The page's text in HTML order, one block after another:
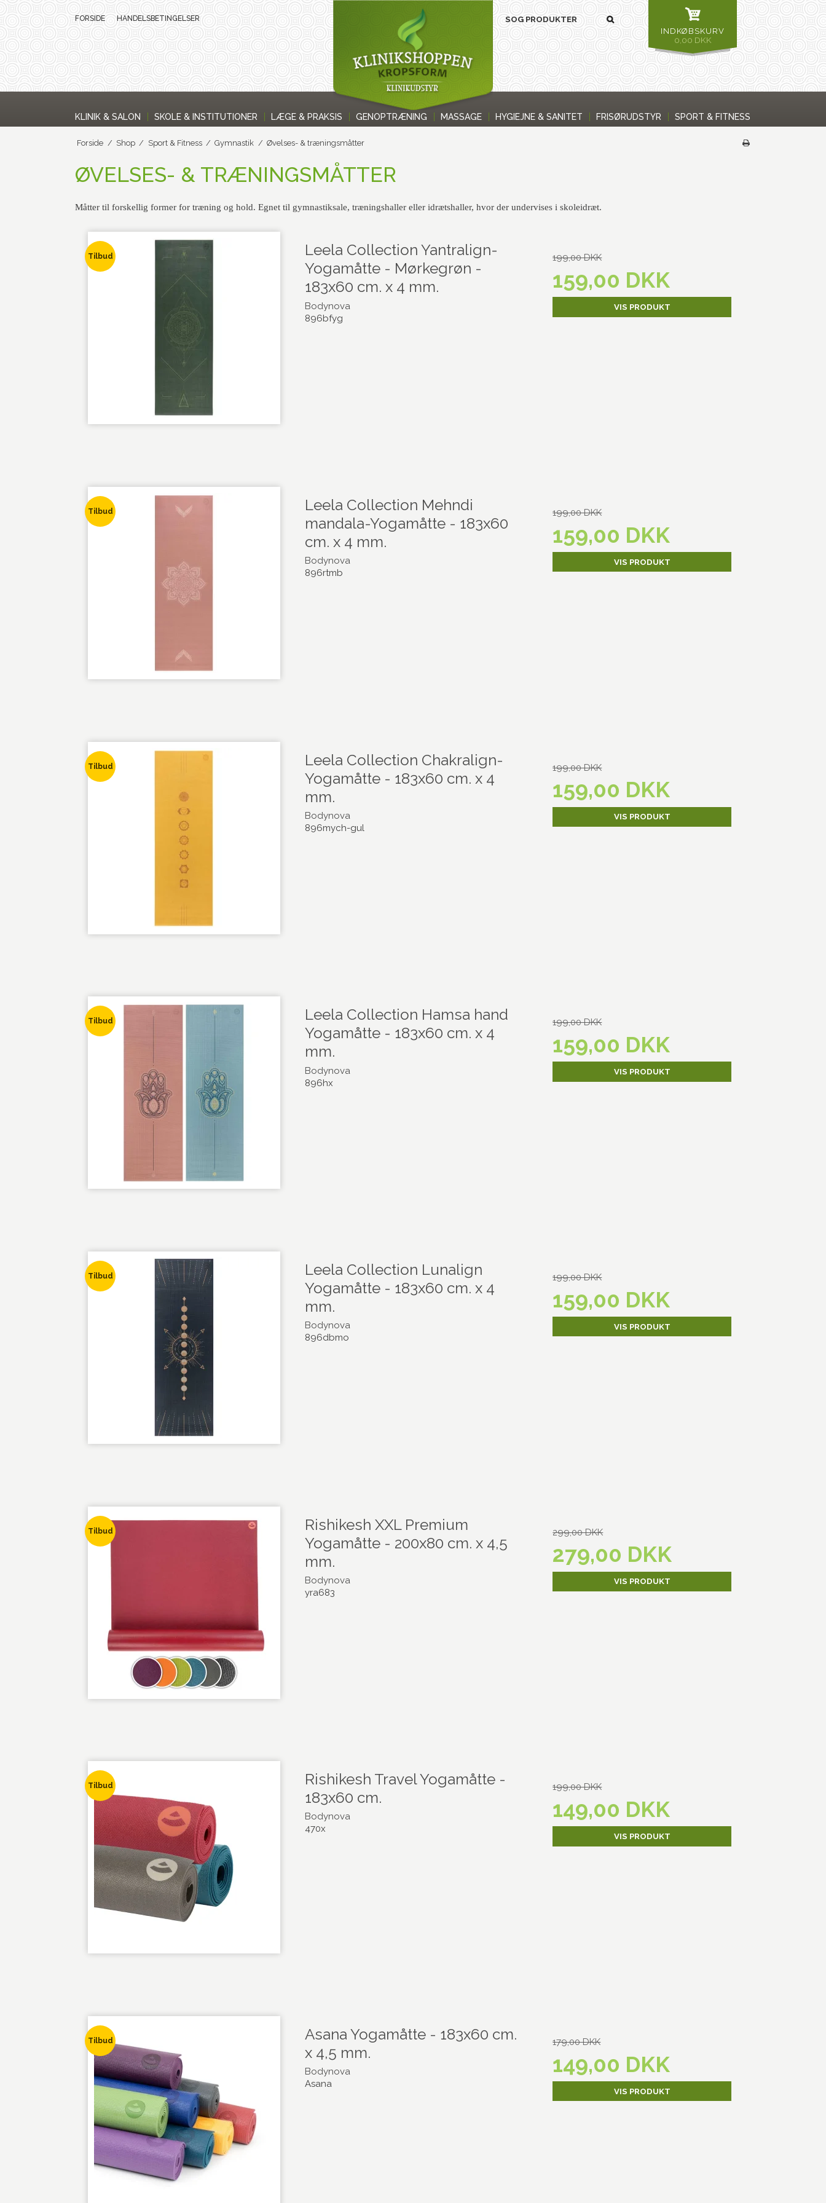
FORSIDE HANDELSBETINGELSER
INDKØBSKURV
0,00 DKK
KLINIK & SALON SKOLE & INSTITUTIONER LÆGE & PRAKSIS GENOPTRÆNING MASSAGE HYGIEJNE & SANITET FRISØRUDSTYR SPORT & FITNESS
Forside / Shop / Sport & Fitness / Gymnastik / Øvelses- & træningsmåtter
ØVELSES- & TRÆNINGSMÅTTER
Måtter til forskellig former for træning og hold. Egnet til gymnastiksale, træningshaller eller idrætshaller, hvor der undervises i skoleidræt.
Tilbud
Leela Collection Yantralign-
Yogamåtte - Mørkegrøn -
183x60 cm. x 4 mm.
Bodynova
896bfyg
199,00 DKK
159,00 DKK
VIS PRODUKT
Tilbud
Leela Collection Mehndi
mandala-Yogamåtte - 183x60
cm. x 4 mm.
Bodynova
896rtmb
199,00 DKK
159,00 DKK
VIS PRODUKT
Tilbud
Leela Collection Chakralign-
Yogamåtte - 183x60 cm. x 4
mm.
Bodynova
896mych-gul
199,00 DKK
159,00 DKK
VIS PRODUKT
Tilbud
Leela Collection Hamsa hand
Yogamåtte - 183x60 cm. x 4
mm.
Bodynova
896hx
199,00 DKK
159,00 DKK
VIS PRODUKT
Tilbud
Leela Collection Lunalign
Yogamåtte - 183x60 cm. x 4
mm.
Bodynova
896dbmo
199,00 DKK
159,00 DKK
VIS PRODUKT
Tilbud
Rishikesh XXL Premium
Yogamåtte - 200x80 cm. x 4,5
mm.
Bodynova
yra683
299,00 DKK
279,00 DKK
VIS PRODUKT
Tilbud
Rishikesh Travel Yogamåtte -
183x60 cm.
Bodynova
470x
199,00 DKK
149,00 DKK
VIS PRODUKT
Tilbud
Asana Yogamåtte - 183x60 cm.
x 4,5 mm.
Bodynova
Asana
179,00 DKK
149,00 DKK
VIS PRODUKT